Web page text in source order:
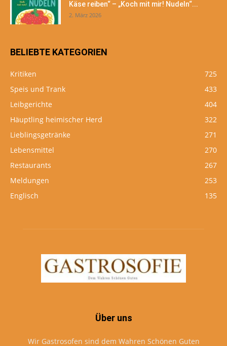
Käse reiben“ – „Koch mit mir! Nudeln“...
2. März 2026
BELIEBTE KATEGORIEN
Kritiken
725
Speis und Trank
433
Leibgerichte
404
Häuptling heimischer Herd
322
Lieblingsgetränke
271
Lebensmittel
270
Restaurants
267
Meldungen
253
Englisch
135
Über uns
Wir Gastrosofen sind dem Wahren Schönen Guten